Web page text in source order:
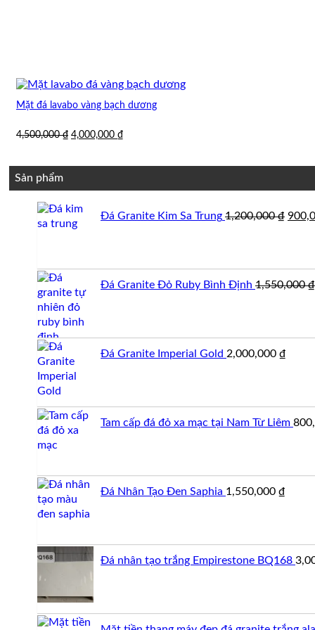
Mặt đá lavabo vàng bạch dương
4,500,000₫ Giá
4,000,000 ₫Giá
Sản phẩm
Đá Granite Kim Sa Trung 1,200,000₫ Giá
Đá Granite Đỏ Ruby Bình Định 1,550,000₫
Đá Granite Imperial Gold 2,000,000 ₫
Tam cấp đá đỏ xa mạc tại Nam Từ Liêm
Đá Nhân Tạo Đen Saphia 1,550,000 ₫
Đá nhân tạo trắng Empirestone BQ168